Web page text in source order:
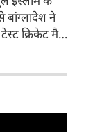
कैपिटल्स का
इस समय
युवा
बांग्लादेश ने
क्रिकेट मैच
रन पर
ने पहला